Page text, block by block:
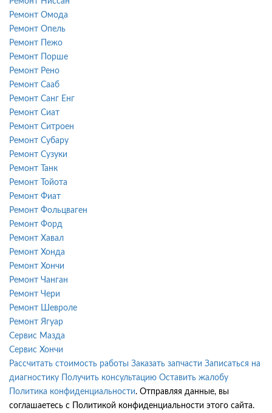
Ремонт Омода
Ремонт Опель
Ремонт Пежо
Ремонт Порше
Ремонт Рено
Ремонт Сааб
Ремонт Санг Енг
Ремонт Сиат
Ремонт Ситроен
Ремонт Субару
Ремонт Сузуки
Ремонт Танк
Ремонт Тойота
Ремонт Фиат
Ремонт Фольцваген
Ремонт Форд
Ремонт Хавал
Ремонт Хонда
Ремонт Хончи
Ремонт Чанган
Ремонт Чери
Ремонт Шевроле
Ремонт Ягуар
Сервис Мазда
Сервис Хончи
Рассчитать стоимость работы Заказать запчасти Записаться на
диагностику
Получить консультацию Оставить жалобу
Политика конфиденциальности. Отправляя данные, вы
соглашаетесь с Политикой конфиденциальности этого сайта.